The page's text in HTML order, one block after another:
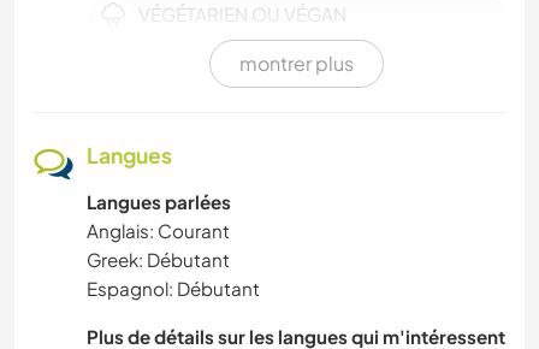
VÉGÉTARIEN OU VÉGAN
VIDÉOGRAPHIE
TECHNOLOGIE
DEV. DURABLE
DEV. PERSONNEL
montrer plus
Langues
Langues parlées
Anglais: Courant
Greek: Débutant
Espagnol: Débutant
Plus de détails sur les langues qui m'intéressent